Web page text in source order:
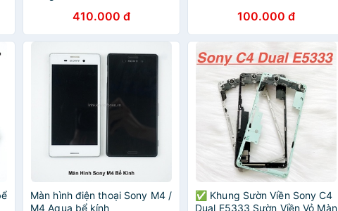
410.000 đ 100.000 đ
Màn hình điện thoại Sony M4 /
M4 Aqua bể kính
✅ Khung Sườn Viền Sony C4
Dual E5333 Sườn Viền Vỏ Màn